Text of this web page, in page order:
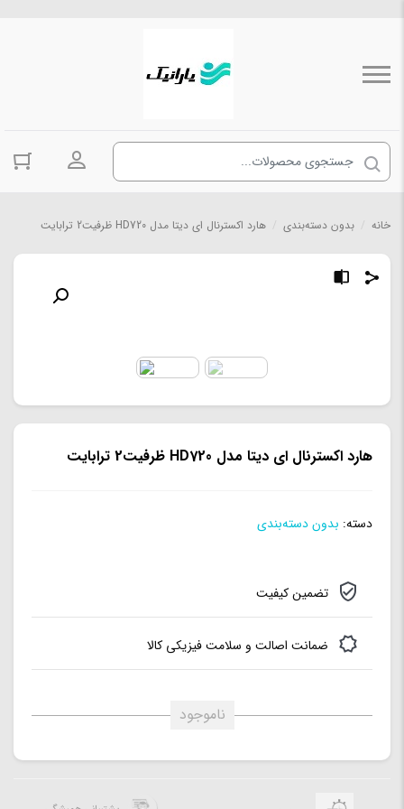
ورود به
خانه بدون دسته‌بندی هارد اکسترنال ای دیتا مدل HD720 ظرفیت2 ترابایت
هارد اکسترنال ای دیتا مدل HD720 ظرفیت2 ترابایت
دسته: بدون دسته‌بندی
تضمین کیفیت
ضمانت اصالت و سلامت فیزیکی کالا
ناموجود